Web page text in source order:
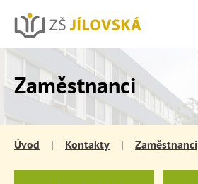
Zaměstnanci
Úvod | Kontakty | Zaměstnanci